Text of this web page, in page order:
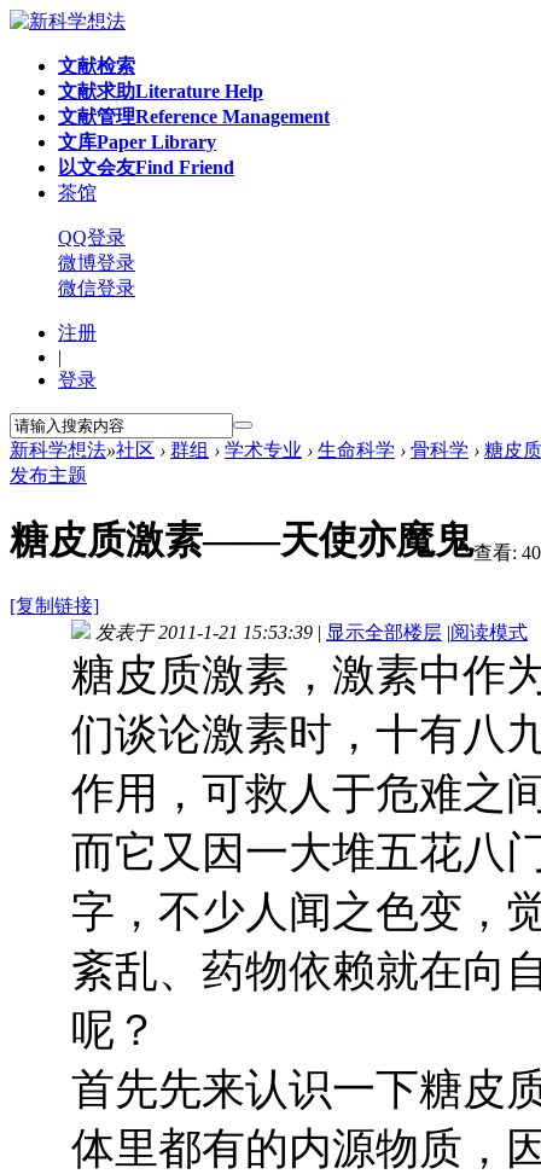
文献检索
文献求助Literature Help
文献管理Reference Management
文库Paper Library
以文会友Find Friend
茶馆
QQ登录
微博登录
微信登录
注册
|
登录
新科学想法»社区 › 群组 › 学术专业 › 生命科学 › 骨科学 › 糖皮
发布主题
糖皮质激素——天使亦魔鬼
[复制链接]
查看:
发表于 2011-1-21 15:53:39 | 显示全部楼层 |阅读模式
糖皮质激素，激素中作
们谈论激素时，十有八
作用，可救人于危难之
而它又因一大堆五花八
字，不少人闻之色变，
紊乱、药物依赖就在向
呢？
首先先来认识一下糖皮
体里都有的内源物质，